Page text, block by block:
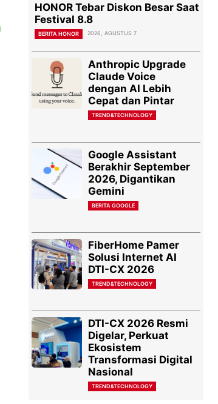
HONOR Tebar Diskon Besar Saat
Festival 8.8
BERITA HONOR 2026, AGUSTUS 7
Anthropic Upgrade
Claude Voice
dengan AI Lebih
Cepat dan Pintar
TREND&TECHNOLOGY
Google Assistant
Berakhir September
2026, Digantikan
Gemini
BERITA GOOGLE
FiberHome Pamer
Solusi Internet AI
DTI-CX 2026
TREND&TECHNOLOGY
DTI-CX 2026 Resmi
Digelar, Perkuat
Ekosistem
Transformasi Digital
Nasional
TREND&TECHNOLOGY